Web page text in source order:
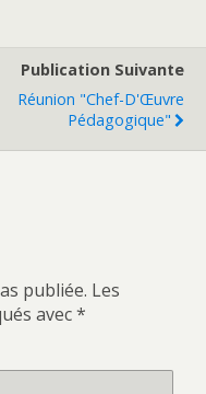
Publication Suivante
Réunion "Chef-D'Œuvre
Pédagogique"
publiée. Les
avec*